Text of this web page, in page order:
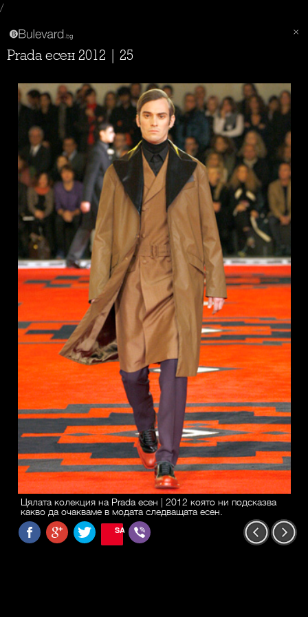
/
Prada есен 2012 | 25
Цялата колекция на Prada есен | 2012 която ни подсказва
какво да очакваме в модата следващата есен.
SAVE